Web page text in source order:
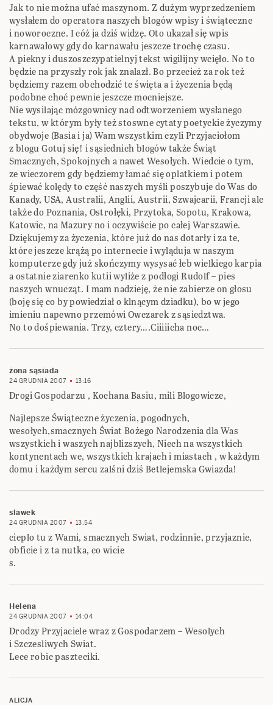
Jak to nie można ufać maszynom. Z dużym wyprzedzeniem
wysłałem do operatora naszych blogów wpisy i świąteczne
i noworoczne. I cóż ja dziś widzę. Oto ukazał się wpis
karnawałowy gdy do karnawału jeszcze trochę czasu.
A piekny i duszoszczypatielnyj tekst wigilijny wcięło. No to
będzie na przyszły rok jak znalazł. Bo przecież za rok też
będziemy razem obchodzić te święta a i życzenia będą
podobne choć pewnie jeszcze mocniejsze.
Nie wysilając mózgownicy nad odtworzeniem wysłanego
tekstu, w którym były też stoswne cytaty poetyckie życzymy
obydwoje (Basia i ja) Wam wszystkim czyli Przyjaciołom
z blogu Gotuj się! i sąsiednich blogów także Świąt
Smacznych, Spokojnych a nawet Wesołych. Wiedcie o tym,
ze wieczorem gdy będziemy łamać się oplatkiem i potem
śpiewać kolędy to część naszych myśli poszybuje do Was do
Kanady, USA, Australii, Anglii, Austrii, Szwajcarii, Francji ale
także do Poznania, Ostrołęki, Przytoka, Sopotu, Krakowa,
Katowic, na Mazury no i oczywiście po całej Warszawie.
Dziękujemy za życzenia, które już do nas dotarły i za te,
które jeszcze krążą po internecie i wyląduja w naszym
komputerze gdy już skończymy wysysać łeb wielkiego karpia
a ostatnie ziarenko kutii wyliże z podłogi Rudolf – pies
naszych wnucząt. I mam nadzieję, że nie zabierze on głosu
(boję się co by powiedział o klnącym dziadku), bo w jego
imieniu napewno przemówi Owczarek z sąsiedztwa.
No to dośpiewania. Trzy, cztery….Ciiiiicha noc…
żona sąsiada
24 GRUDNIA 2007 13:16
Drogi Gospodarzu , Kochana Basiu, mili Blogowicze,
Najlepsze Świąteczne życzenia, pogodnych,
wesołych,smacznych Świat Bożego Narodzenia dla Was
wszystkich i waszych najblizszych, Niech na wszystkich
kontynentach we, wszystkich krajach i miastach , w każdym
domu i każdym sercu zalśni dziś Betlejemska Gwiazda!
slawek
24 GRUDNIA 2007 13:54
cieplo tu z Wami, smacznych Swiat, rodzinnie, przyjaznie,
obficie i z ta nutka, co wicie
s.
Helena
24 GRUDNIA 2007 14:04
Drodzy Przyjaciele wraz z Gospodarzem – Wesolych
i Szczesliwych Swiat.
Lece robic paszteciki.
ALICJA